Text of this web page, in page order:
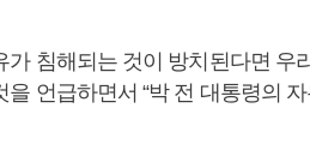
가 침해되는 것이 방치된다면 우
언급하면서 “박 전 대통령의